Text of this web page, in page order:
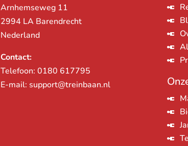
Arnhemseweg 11
2994 LA Barendrecht
Nederland
Contact:
Telefoon:0180 617795
E-mail:support@treinbaan.nl